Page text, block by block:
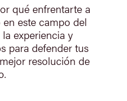
qué enfrentarte a
este campo del
experiencia y
para defender tus
resolución de